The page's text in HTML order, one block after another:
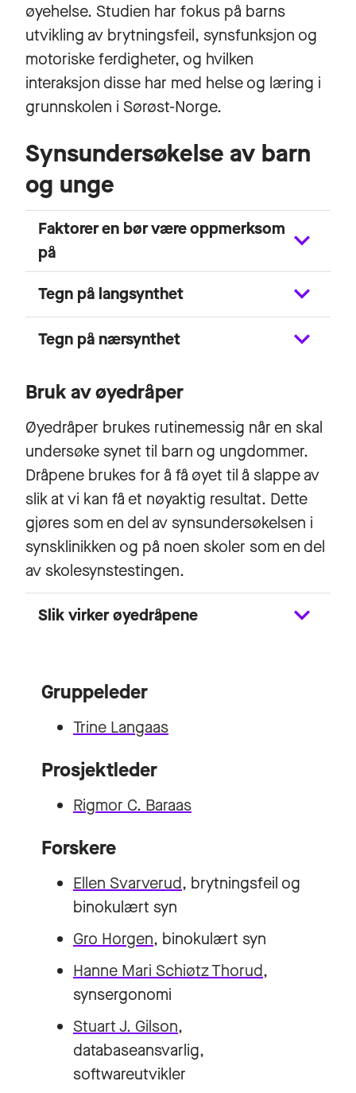
øyehelse. Studien har fokus på barns
utvikling av brytningsfeil, synsfunksjon og
motoriske ferdigheter, og hvilken
interaksjon disse har med helse og læring i
grunnskolen i Sørøst-Norge.
Synsundersøkelse av barn
og unge
Faktorer en bør være oppmerksom
på
Tegn på langsynthet
Tegn på nærsynthet
Bruk av øyedråper
Øyedråper brukes rutinemessig når en skal
undersøke synet til barn og ungdommer.
Dråpene brukes for å få øyet til å slappe av
slik at vi kan få et nøyaktig resultat. Dette
gjøres som en del av synsundersøkelsen i
synsklinikken og på noen skoler som en del
av skolesynstestingen.
Slik virker øyedråpene
Gruppeleder
Trine Langaas
Prosjektleder
Rigmor C. Baraas
Forskere
Ellen Svarverud, brytningsfeil og
binokulært syn
Gro Horgen, binokulært syn
Hanne Mari Schiøtz Thorud,
synsergonomi
Stuart J. Gilson,
databaseansvarlig,
softwareutvikler